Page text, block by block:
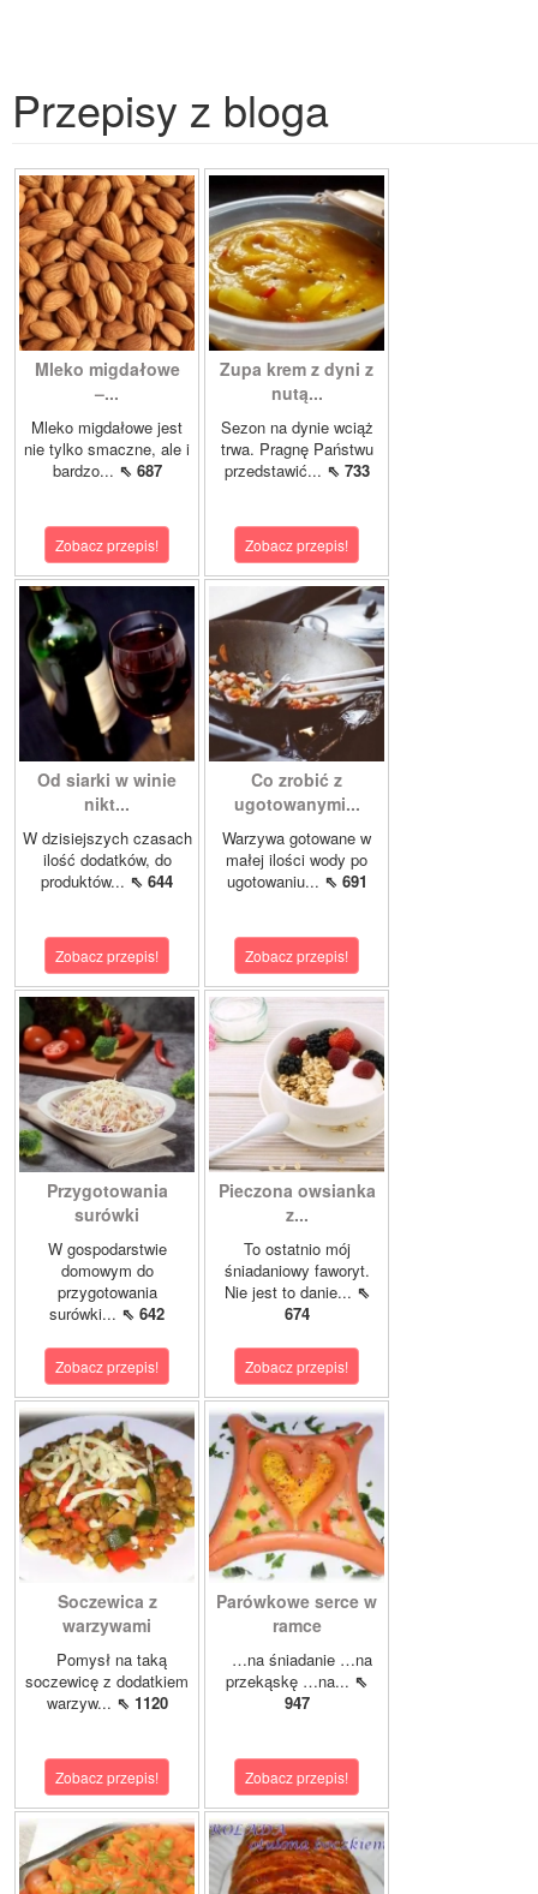
Przepisy z bloga
Mleko migdałowe
–...
Mleko migdałowe jest
nie tylko smaczne, ale i
bardzo... ⇖ 687
Zobacz przepis!
Zupa krem z dyni z
nutą...
Sezon na dynie wciąż
trwa. Pragnę Państwu
przedstawić... ⇖ 733
Zobacz przepis!
Od siarki w winie
nikt...
W dzisiejszych czasach
ilość dodatków, do
produktów... ⇖ 644
Zobacz przepis!
Co zrobić z
ugotowanymi...
Warzywa gotowane w
małej ilości wody po
ugotowaniu... ⇖ 691
Zobacz przepis!
Przygotowania
surówki
W gospodarstwie
domowym do
przygotowania
surówki... ⇖ 642
Zobacz przepis!
Pieczona owsianka
z...
To ostatnio mój
śniadaniowy faworyt.
Nie jest to danie... ⇖
674
Zobacz przepis!
Soczewica z
warzywami
Pomysł na taką
soczewicę z dodatkiem
warzyw... ⇖ 1120
Zobacz przepis!
Parówkowe serce w
ramce
…na śniadanie …na
przekąskę …na... ⇖
947
Zobacz przepis!